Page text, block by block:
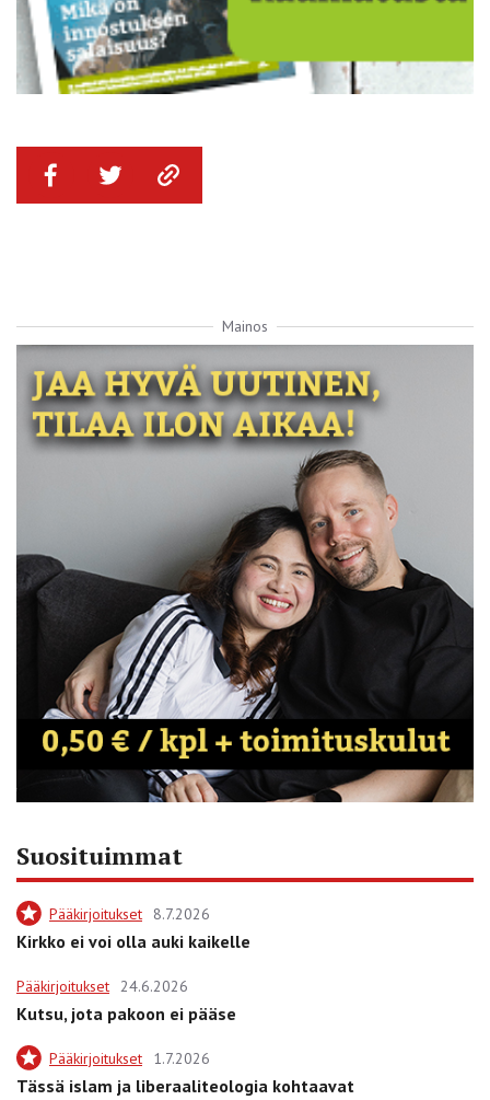
Mainos
Suosituimmat
Pääkirjoitukset 8.7.2026
Kirkko ei voi olla auki kaikelle
Pääkirjoitukset 24.6.2026
Kutsu, jota pakoon ei pääse
Pääkirjoitukset 1.7.2026
Tässä islam ja liberaaliteologia kohtaavat